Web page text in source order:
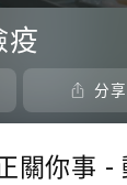
疫
分享
關你事 -